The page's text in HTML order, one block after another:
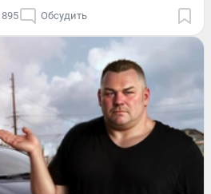
895 Обсудить